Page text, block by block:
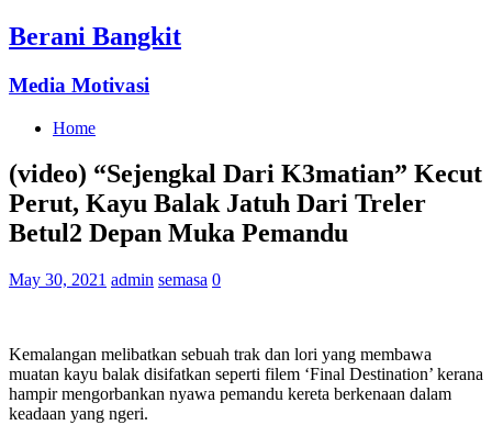
Berani Bangkit
Media Motivasi
Home
(video) “Sejengkal Dari K3matian” Kecut
Perut, Kayu Balak Jatuh Dari Treler
Betul2 Depan Muka Pemandu
May 30, 2021 admin semasa 0
Kemalangan melibatkan sebuah trak dan lori yang membawa
muatan kayu balak disifatkan seperti filem ‘Final Destination’ kerana
hampir mengorbankan nyawa pemandu kereta berkenaan dalam
keadaan yang ngeri.